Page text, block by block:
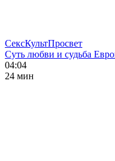
СексКультПросвет
Суть любви и судьба
04:04
24 мин